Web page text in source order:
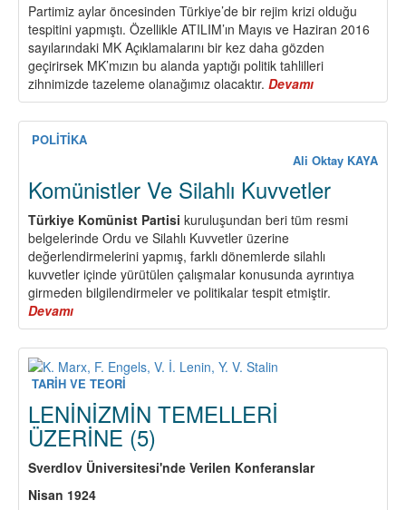
Partimiz aylar öncesinden Türkiye’de bir rejim krizi olduğu
tespitini yapmıştı. Özellikle ATILIM’ın Mayıs ve Haziran 2016
sayılarındaki MK Açıklamalarını bir kez daha gözden
geçirirsek MK’mızın bu alanda yaptığı politik tahlilleri
zihnimizde tazeleme olanağımız olacaktır. Devamı
Temmuz
Darbesi
Komünistlerin
Görevleri
POLİTİKA
Ali Oktay KAYA
Komünistler Ve Silahlı Kuvvetler
Türkiye Komünist Partisi kuruluşundan beri tüm resmi
belgelerinde Ordu ve Silahlı Kuvvetler üzerine
değerlendirmelerini yapmış, farklı dönemlerde silahlı
kuvvetler içinde yürütülen çalışmalar konusunda ayrıntıya
girmeden bilgilendirmeler ve politikalar tespit etmiştir.
Devamı
Komünistler
Ve
Silahlı
Kuvvetler
TARİH VE TEORİ
LENİNİZMİN TEMELLERİ
ÜZERİNE (5)
Sverdlov Üniversitesi'nde Verilen Konferanslar
Nisan 1924